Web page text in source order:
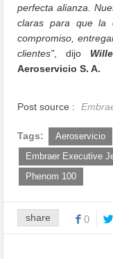
perfecta alianza.
claras para que la
compromiso,
clientes” , dijo
Aeroservicio S. A.
Post source :
Tags: Aeroservicio
Embraer Executive
Phenom 100
share 0